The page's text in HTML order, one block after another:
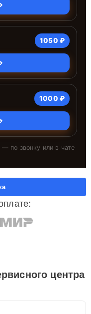
1050 ₽
1000 ₽
— по звонку или в чате
центра